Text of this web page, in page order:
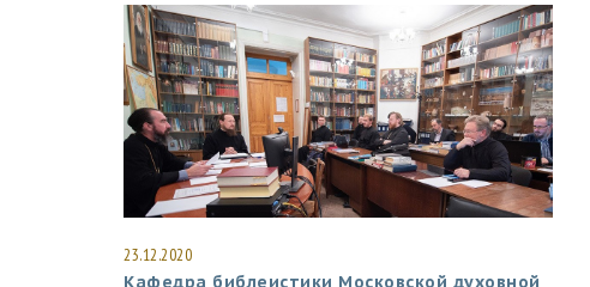
23.12.2020
Кафедра библеистики Московской духовной